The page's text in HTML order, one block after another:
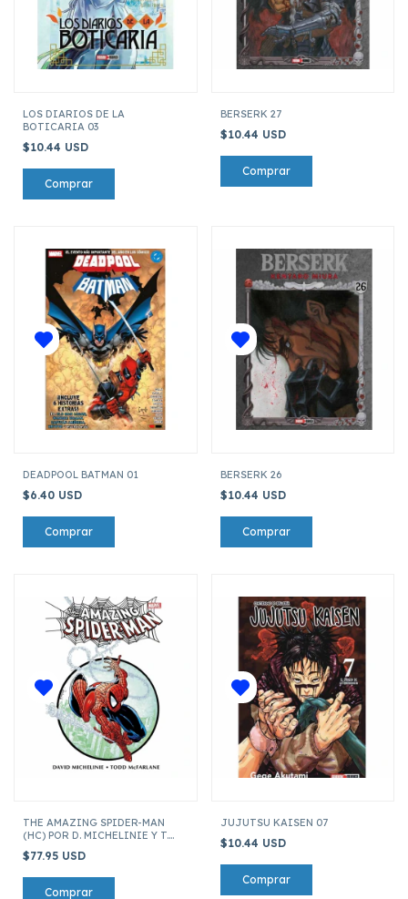
LOS DIARIOS DE LA
BOTICARIA 03
$10.44 USD
BERSERK 27
$10.44 USD
DEADPOOL BATMAN 01
$6.40 USD
BERSERK 26
$10.44 USD
THE AMAZING SPIDER-MAN
(HC) POR D. MICHELINIE Y T.
$77.95 USD
JUJUTSU KAISEN 07
$10.44 USD